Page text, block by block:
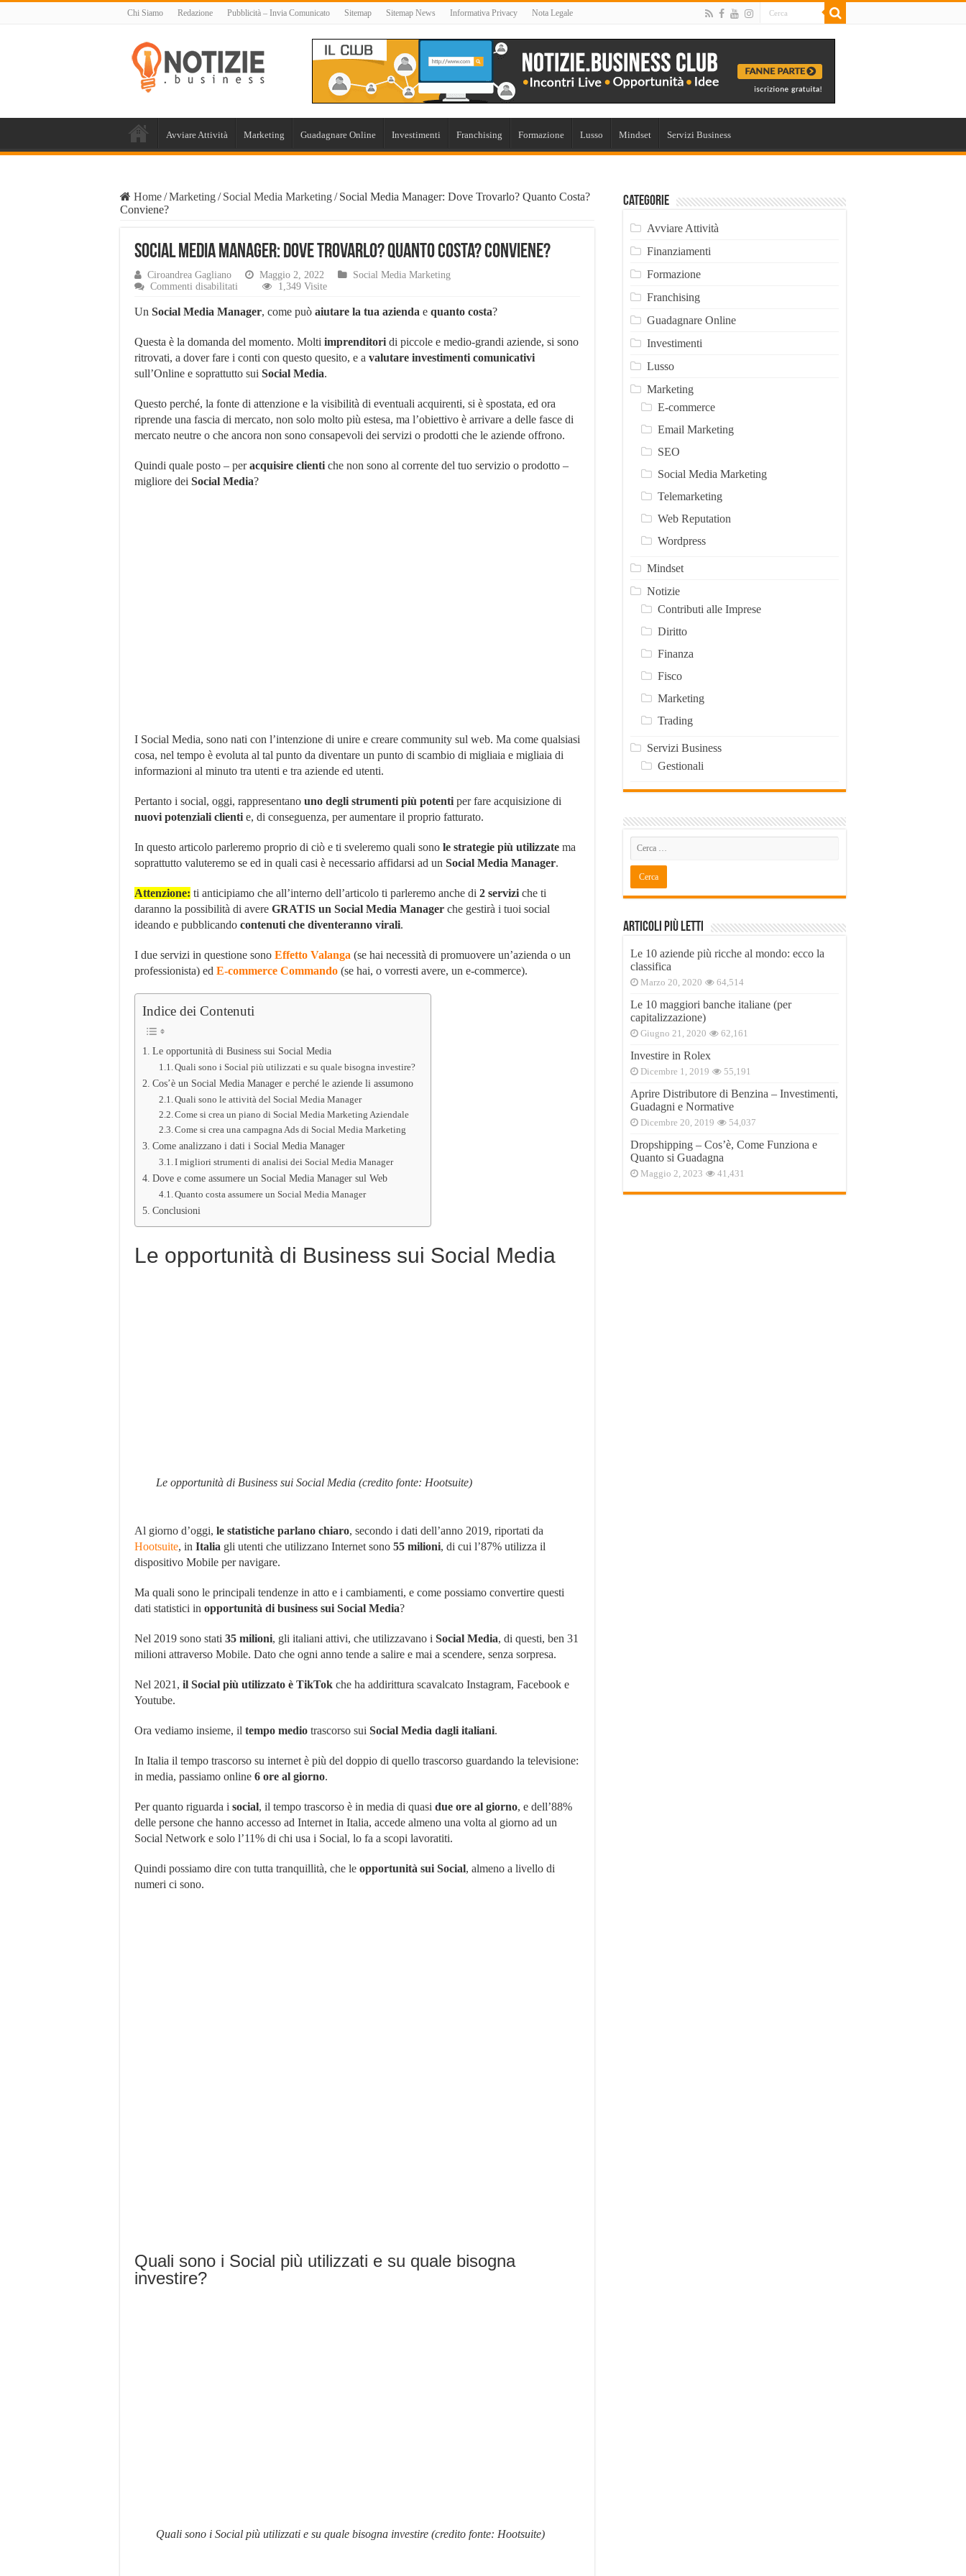
Chi Siamo Redazione Pubblicità – Invia Comunicato Sitemap Sitemap News Informativa Privacy Nota Legale
Avviare Attività Marketing Guadagnare Online Investimenti Franchising Formazione Lusso Mindset Servizi Business
Home/Marketing/ Social Media Marketing/ Social Media Manager: Dove Trovarlo? Quanto Costa?
Conviene?
Social Media Manager: Dove Trovarlo? Quanto Costa? Conviene?
Ciroandrea Gagliano Maggio 2, 2022
Social Media Marketing
Commenti disabilitati
Media
Manager:
Trovarlo?
Quanto
Conviene?
1,349 Visite
Un Social Media Manager, come può aiutare la tua azienda e quanto costa?
Questa è la domanda del momento. Molti imprenditori di piccole e medio-grandi aziende, si sono
ritrovati, a dover fare i conti con questo quesito, e a valutare investimenti comunicativi
sull’Online e soprattutto sui Social Media.
Questo perché, la fonte di attenzione e la visibilità di eventuali acquirenti, si è spostata, ed ora
riprende una fascia di mercato, non solo molto più estesa, ma l’obiettivo è arrivare a delle fasce di
mercato neutre o che ancora non sono consapevoli dei servizi o prodotti che le aziende offrono.
Quindi quale posto – peracquisire clienti che non sono al corrente del tuo servizio o prodotto –
migliore dei Social Media?
I Social Media, sono nati con l’intenzione di unire e creare community sul web. Ma come qualsiasi
cosa, nel tempo è evoluta al tal punto da diventare un punto di scambio di migliaia e migliaia di
informazioni al minuto tra utenti e tra aziende ed utenti.
Pertanto i social, oggi, rappresentano uno degli strumenti più potenti per fare acquisizione di
nuovi potenziali clienti e, di conseguenza, per aumentare il proprio fatturato.
In questo articolo parleremo proprio di ciò e ti sveleremo quali sono le strategie più utilizzate ma
soprattutto valuteremo se ed in quali casi è necessario affidarsi ad un Social Media Manager.
Attenzione: ti anticipiamo che all’interno dell’articolo ti parleremo anche di 2 servizi che ti
daranno la possibilità di avere GRATIS un Social Media Manager che gestirà i tuoi social
ideando e pubblicando contenuti che diventeranno virali.
I due servizi in questione sono Effetto Valanga (se hai necessità di promuovere un’azienda o un
professionista) ed E-commerce Commando (se hai, o vorresti avere, un e-commerce).
Indice dei Contenuti
Le opportunità di Business sui Social Media
Quali sono i Social più utilizzati e su quale bisogna investire?
Cos’è un Social Media Manager e perché le aziende li assumono
Quali sono le attività del Social Media Manager
Come si crea un piano di Social Media Marketing Aziendale
Come si crea una campagna Ads di Social Media Marketing
Come analizzano i dati i Social Media Manager
I migliori strumenti di analisi dei Social Media Manager
Dove e come assumere un Social Media Manager sul Web
Quanto costa assumere un Social Media Manager
Conclusioni
Le opportunità di Business sui Social Media
Le opportunità di Business sui Social Media (credito fonte: Hootsuite)
Al giorno d’oggi, le statistiche parlano chiaro, secondo i dati dell’anno 2019, riportati da
Hootsuite, in Italia gli utenti che utilizzano Internet sono 55 milioni, di cui l’87% utilizza il
dispositivo Mobile per navigare.
Ma quali sono le principali tendenze in atto e i cambiamenti, e come possiamo convertire questi
dati statistici in opportunità di business sui Social Media?
Nel 2019 sono stati 35 milioni, gli italiani attivi, che utilizzavano i Social Media, di questi, ben 31
milioni attraverso Mobile. Dato che ogni anno tende a salire e mai a scendere, senza sorpresa.
Nel 2021, il Social più utilizzato è TikTok che ha addirittura scavalcato Instagram, Facebook e
Youtube.
Ora vediamo insieme, il tempo medio trascorso sui Social Media dagli italiani.
In Italia il tempo trascorso su internet è più del doppio di quello trascorso guardando la televisione:
in media, passiamo online 6 ore al giorno.
Per quanto riguarda i social, il tempo trascorso è in media di quasi due ore al giorno, e dell’88%
delle persone che hanno accesso ad Internet in Italia, accede almeno una volta al giorno ad un
Social Network e solo l’11% di chi usa i Social, lo fa a scopi lavoratiti.
Quindi possiamo dire con tutta tranquillità, che le opportunità sui Social, almeno a livello di
numeri ci sono.
Quali sono i Social più utilizzati e su quale bisogna
investire?
Quali sono i Social più utilizzati e su quale bisogna investire (credito fonte: Hootsuite)
Categorie
Avviare Attività
Finanziamenti
Formazione
Franchising
Guadagnare Online
Investimenti
Lusso
Marketing
E-commerce
Email Marketing
SEO
Social Media Marketing
Telemarketing
Web Reputation
Wordpress
Mindset
Notizie
Contributi alle Imprese
Diritto
Finanza
Fisco
Marketing
Trading
Servizi Business
Gestionali
Articoli Più Letti
Le 10 aziende più ricche al mondo: ecco la
classifica
Marzo 20, 2020 64,514
Le 10 maggiori banche italiane (per
capitalizzazione)
Giugno 21, 2020 62,161
Investire in Rolex
Dicembre 1, 2019 55,191
Aprire Distributore di Benzina – Investimenti,
Guadagni e Normative
Dicembre 20, 2019 54,037
Dropshipping – Cos’è, Come Funziona e
Quanto si Guadagna
Maggio 2, 2023 41,431